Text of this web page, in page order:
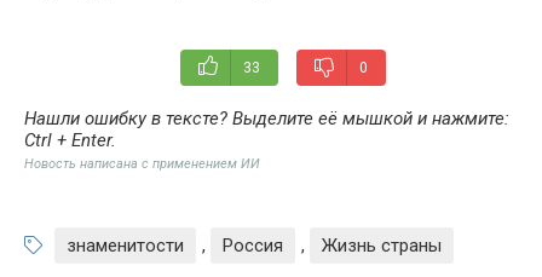
33 0
Нашли ошибку в тексте? Выделите её мышкой и нажмите:
Ctrl + Enter.
Новость написана с применением ИИ
знаменитости , Россия , Жизнь страны